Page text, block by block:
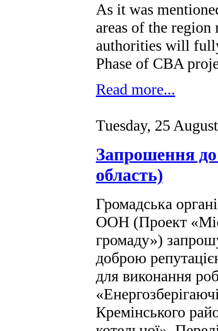
As it was
areas of the
authorities will
Phase of CBA
Read more...
Tuesday, 25
Запрошення до
область)
Громадська
ООН (Проект
громаду»)
доброю
для виконання
Кремінського